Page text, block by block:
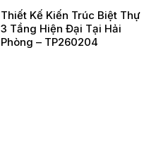
Thiết Kế Kiến Trúc Biệt Thự
3 Tầng Hiện Đại Tại Hải
Phòng – TP260204